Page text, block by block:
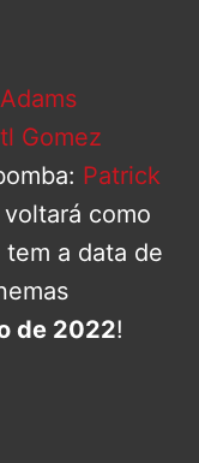
Gomez
Patrick
como
a data de
de 2022!